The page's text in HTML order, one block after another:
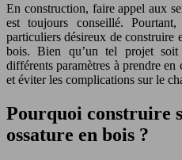
En construction, faire appel aux
est toujours conseillé.
particuliers désireux de construire
bois. Bien qu’un tel projet
différents paramètres à prendre en
et éviter les complications sur le
Pourquoi construire
ossature en bois ?